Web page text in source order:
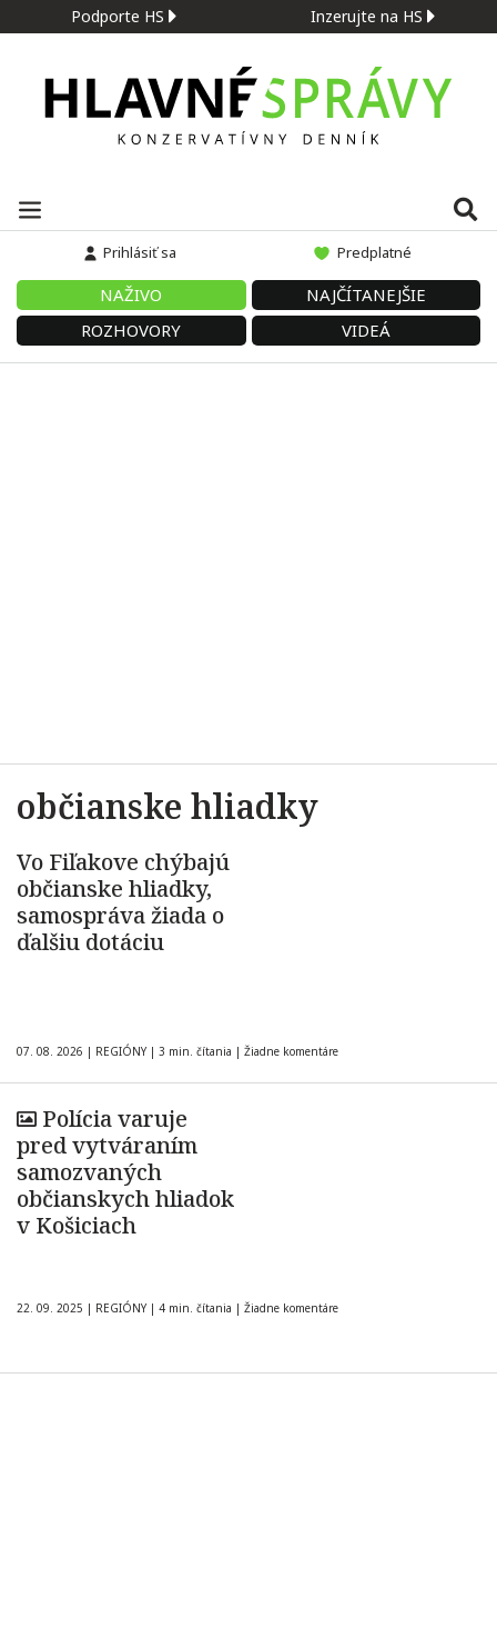
Podporte HS Inzerujte na HS
Prihlásiť sa Predplatné
NAŽIVO
NAJČÍTANEJŠIE
ROZHOVORY
VIDEÁ
občianske hliadky
Vo Fiľakove chýbajú
občianske hliadky,
samospráva žiada o
ďalšiu dotáciu
07. 08. 2026 | REGIÓNY | 3 min. čítania | Žiadne komentáre
Polícia varuje
pred vytváraním
samozvaných
občianskych hliadok
v Košiciach
22. 09. 2025 | REGIÓNY | 4 min. čítania | Žiadne komentáre